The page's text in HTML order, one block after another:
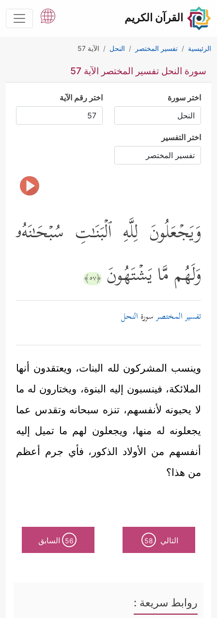
القرآن الكريم
الرئيسية تفسير المختصر النحل الآية 57
سورة النحل تفسير المختصر الآية 57
اختر سورة اختر رقم الآية
اختر التفسير
وَیَجۡعَلُونَ لِلَّهِ ٱلۡبَنَـٰتِ سُبۡحَـٰنَهُۥ
وَلَهُم مَّا یَشۡتَهُونَ ﴿٥٧﴾
تفسير المختصرسورة النحل
وينسب المشركون لله البنات، ويعتقدون أنها
الملائكة، فينسبون إليه البنوة، ويختارون له ما
لا يحبونه لأنفسهم، تنزه سبحانه وتقدس عما
يجعلونه له منها، ويجعلون لهم ما تميل إليه
أنفسهم من الأولاد الذكور، فأي جرم أعظم
من هذا؟
التالي 58
56 السابق
روابط سريعة :